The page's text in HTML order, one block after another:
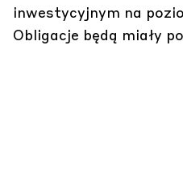
inwestycyjnym na
Obligacje będą miały